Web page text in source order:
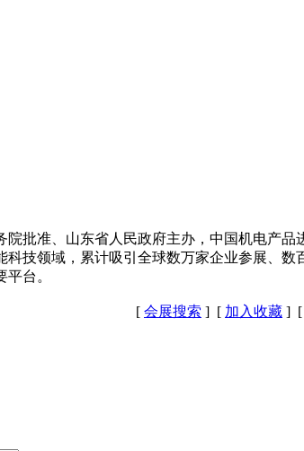
批准、山东省人民政府主办，中国机电产
科技领域，累计吸引全球数万家企业参展、
台。
[ 会展搜索 ] [ 加入收藏 ] [